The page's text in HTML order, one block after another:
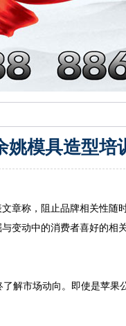
模具造型培
章称，阻止品牌相关性随
变动中的消费者喜好的相
解市场动向。即使是苹果